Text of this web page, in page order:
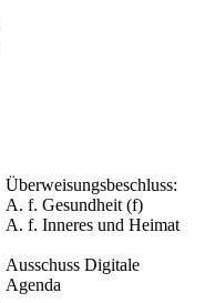
Überweisungsbeschluss:
A. f. Gesundheit (f)
A. f. Inneres und Heimat
Ausschuss Digitale
Agenda